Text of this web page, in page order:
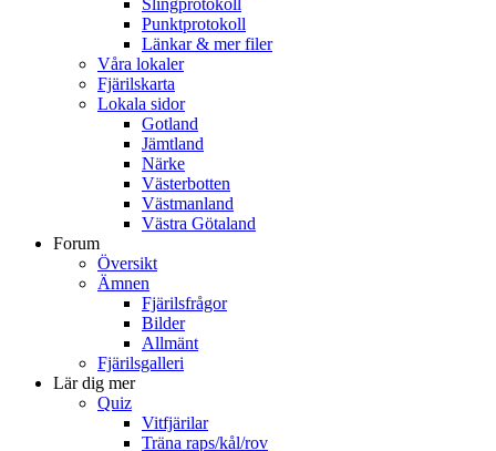
Punktprotokoll
Länkar & mer filer
Våra lokaler
Fjärilskarta
Lokala sidor
Gotland
Jämtland
Närke
Västerbotten
Västmanland
Västra Götaland
Forum
Översikt
Ämnen
Fjärilsfrågor
Bilder
Allmänt
Fjärilsgalleri
Lär dig mer
Quiz
Vitfjärilar
Träna raps/kål/rov